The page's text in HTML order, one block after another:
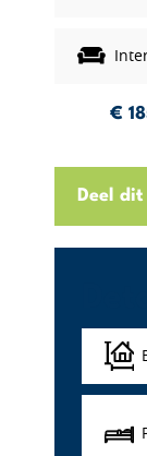
€
Deel